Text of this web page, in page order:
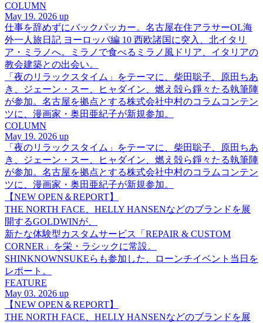
COLUMN
May 19. 2026 up
仕事を辞めずにバックパッカー。名古屋在住アラサーOL海
外一人旅日記 ヨーロッパ編 10 西欧諸国に突入、北イタリ
ア・ミラノへ。ミラノで食べるミラノ風ドリア、イタリアの
教会建築との出会い。
「夜のリラックスタイム」をテーマに、柴田聡子、原田ちあ
き、ジェーン・スー、ヒャダイン、燃え殻ら錚々たる執筆陣
が参加。名古屋を拠点とする株式会社中村のコラムコンテン
ツに、漫画家・奥田亜紀子が新規参加。
COLUMN
May 19. 2026 up
「夜のリラックスタイム」をテーマに、柴田聡子、原田ちあ
き、ジェーン・スー、ヒャダイン、燃え殻ら錚々たる執筆陣
が参加。名古屋を拠点とする株式会社中村のコラムコンテン
ツに、漫画家・奥田亜紀子が新規参加。
【NEW OPEN＆REPORT】
THE NORTH FACE、HELLY HANSENなどのブランドを展
開するGOLDWINが、
新たな体験型カスタムサービス「REPAIR & CUSTOM
CORNER」を栄・ラシックに常設。
SHINKNOWNSUKEらも参加した、ローンチイベント当日を
レポート。
FEATURE
May 03. 2026 up
【NEW OPEN＆REPORT】
THE NORTH FACE、HELLY HANSENなどのブランドを展